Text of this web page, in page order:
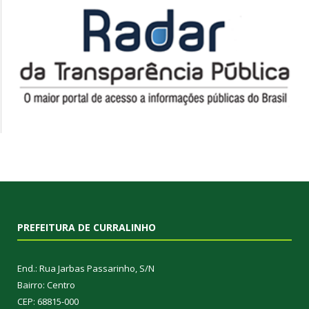
PREFEITURA DE CURRALINHO
End.: Rua Jarbas Passarinho, S/N
Bairro: Centro
CEP: 68815-000